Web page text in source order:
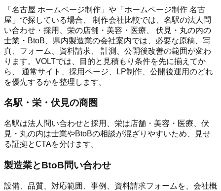
「名古屋 ホームページ制作」や「ホームページ制作 名古
屋」で探している場合、 制作会社比較では、名駅の法人問
い合わせ・採用、栄の店舗・美容・医療、 伏見・丸の内の
士業・BtoB、県内製造業の会社案内では、必要な原稿、写
真、フォーム、資料請求、 計測、公開後改善の範囲が変わ
ります。VOLTでは、目的と見積もり条件を先に揃えてか
ら、 通常サイト、採用ページ、LP制作、公開後運用のどれ
を優先するかを整理します。
名駅・栄・伏見の商圏
名駅は法人問い合わせと採用、栄は店舗・美容・医療、伏
見・丸の内は士業やBtoBの相談が混ざりやすいため、見せ
る証拠とCTAを分けます。
製造業とBtoB問い合わせ
設備、品質、対応範囲、事例、資料請求フォームを、会社概